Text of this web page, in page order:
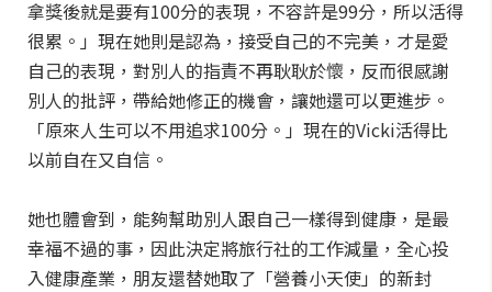
拿獎後就是要有100分的表現，不容許是99分，所以活得
很累。」現在她則是認為，接受自己的不完美，才是愛
自己的表現，對別人的指責不再耿耿於懷，反而很感謝
別人的批評，帶給她修正的機會，讓她還可以更進步。
「原來人生可以不用追求100分。」現在的Vicki活得比
以前自在又自信。
她也體會到，能夠幫助別人跟自己一樣得到健康，是最
幸福不過的事，因此決定將旅行社的工作減量，全心投
入健康產業，朋友還替她取了「營養小天使」的新封